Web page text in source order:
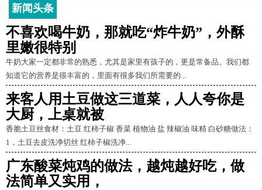
新闻头条
不喜欢喝牛奶，那就吃“炸牛奶”，外酥
里嫩很特别
牛奶大家一定都非常的熟悉，尤其是家里有孩子的，更是常备品。我们都
知道它的营养是很丰富的，里面有很多我们所需要的...
来客人用土豆做这三道菜，人人夸你是
大厨，上桌就被
香脆土豆丝食材：土豆 红柿子椒 香菜 植物油 盐 辣椒油 味精 白砂糖做法：
1，土豆去皮洗净切丝 红柿子椒洗净...
广东酸菜炖鸡的做法，越炖越好吃，做
法简单又实用，